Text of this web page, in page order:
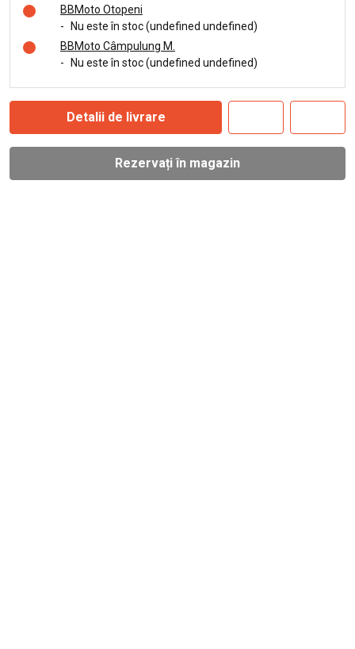
BBMoto Otopeni
-
Nu este în stoc (undefined undefined)
BBMoto Câmpulung M.
-
Nu este în stoc (undefined undefined)
Detalii de livrare
Rezervați în magazin